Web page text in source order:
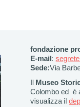
fondazione
E-mail :
Sede:Via
Museo
Colombo ed è
visualizza il